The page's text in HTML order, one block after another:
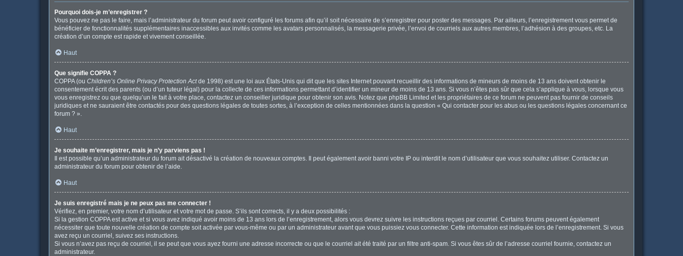
Pourquoi dois-je m’enregistrer ?
Vous pouvez ne pas le faire, mais l’administrateur du forum peut avoir configuré les forums afin qu’il soit nécessaire de s’enregistrer pour poster des messages. Par ailleurs, l’enregistrement vous permet de
bénéficier de fonctionnalités supplémentaires inaccessibles aux invités comme les avatars personnalisés, la messagerie privée, l’envoi de courriels aux autres membres, l’adhésion à des groupes, etc. La
création d’un compte est rapide et vivement conseillée.
Haut
Que signifie COPPA ?
COPPA (ou Children’s Online Privacy Protection Actde 1998) est une loi aux États-Unis qui dit que les sites Internet pouvant recueillir des informations de mineurs de moins de 13 ans doivent obtenir le
consentement écrit des parents (ou d’un tuteur légal) pour la collecte de ces informations permettant d’identifier un mineur de moins de 13 ans. Si vous n’êtes pas sûr que cela s’applique à vous, lorsque vous
vous enregistrez ou que quelqu’un le fait à votre place, contactez un conseiller juridique pour obtenir son avis. Notez que phpBB Limited et les propriétaires de ce forum ne peuvent pas fournir de conseils
juridiques et ne sauraient être contactés pour des questions légales de toutes sortes, à l’exception de celles mentionnées dans la question « Qui contacter pour les abus ou les questions légales concernant ce
forum ? ».
Haut
Je souhaite m’enregistrer, mais je n’y parviens pas !
Il est possible qu’un administrateur du forum ait désactivé la création de nouveaux comptes. Il peut également avoir banni votre IP ou interdit le nom d’utilisateur que vous souhaitez utiliser. Contactez un
administrateur du forum pour obtenir de l’aide.
Haut
Je suis enregistré mais je ne peux pas me connecter !
Vérifiez, en premier, votre nom d’utilisateur et votre mot de passe. S’ils sont corrects, il y a deux possibilités :
Si la gestion COPPA est active et si vous avez indiqué avoir moins de 13 ans lors de l’enregistrement, alors vous devrez suivre les instructions reçues par courriel. Certains forums peuvent également
nécessiter que toute nouvelle création de compte soit activée par vous-même ou par un administrateur avant que vous puissiez vous connecter. Cette information est indiquée lors de l’enregistrement. Si vous
avez reçu un courriel, suivez ses instructions.
Si vous n’avez pas reçu de courriel, il se peut que vous ayez fourni une adresse incorrecte ou que le courriel ait été traité par un filtre anti-spam. Si vous êtes sûr de l’adresse courriel fournie, contactez un
administrateur.